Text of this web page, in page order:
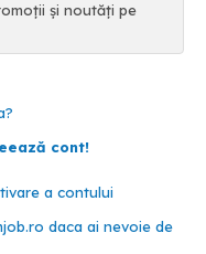
și noutăți pe
cont!
a contului
daca ai nevoie de